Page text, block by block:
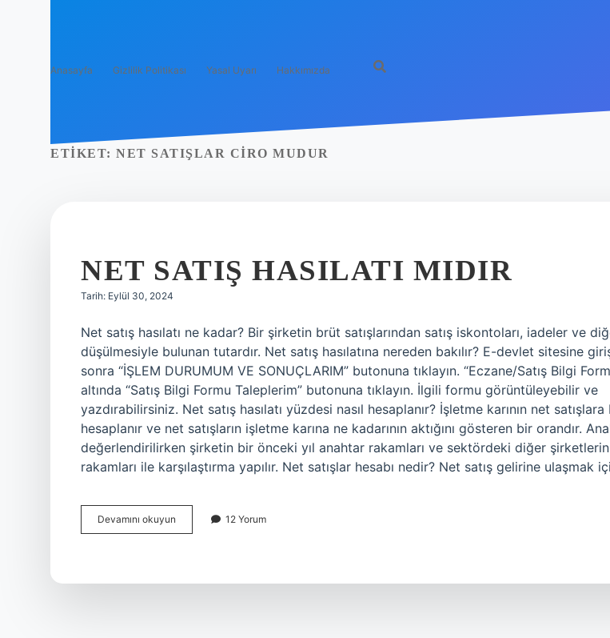
Anasayfa Gizlilik Politikası Yasal Uyarı Hakkımızda
ETIKET: NET SATIŞLAR CIRO MUDUR
NET SATIŞ HASILATI MIDIR
Tarih: Eylül 30, 2024
Net satış hasılatı ne kadar? Bir şirketin brüt satışlarından satış iskontoları, iadeler ve
düşülmesiyle bulunan tutardır. Net satış hasılatına nereden bakılır? E-devlet sitesine
sonra “İŞLEM DURUMUM VE SONUÇLARIM” butonuna tıklayın. “Eczane/Satış Bilgi
altında “Satış Bilgi Formu Taleplerim” butonuna tıklayın. İlgili formu görüntüleyebilir ve
yazdırabilirsiniz. Net satış hasılatı yüzdesi nasıl hesaplanır? İşletme karının net
hesaplanır ve net satışların işletme karına ne kadarının aktığını gösteren bir orandır.
değerlendirilirken şirketin bir önceki yıl anahtar rakamları ve sektördeki diğer
rakamları ile karşılaştırma yapılır. Net satışlar hesabı nedir? Net satış gelirine ulaşmak
Devamını okuyun
Satış
12 Yorum